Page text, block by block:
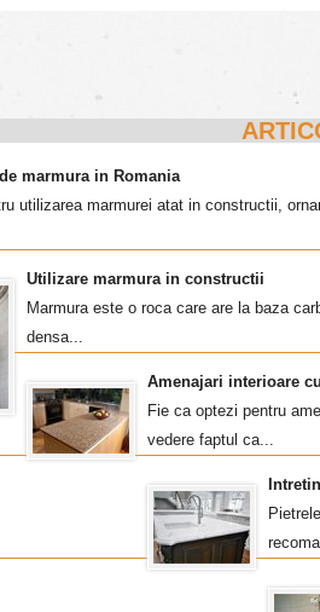
marmura in Romania
utilizarea marmurei atat in constructii,
Utilizare marmura in constructii
Marmura este o roca care are la baza
densa...
Amenajari interioare
Fie ca optezi pentru
vedere faptul ca...